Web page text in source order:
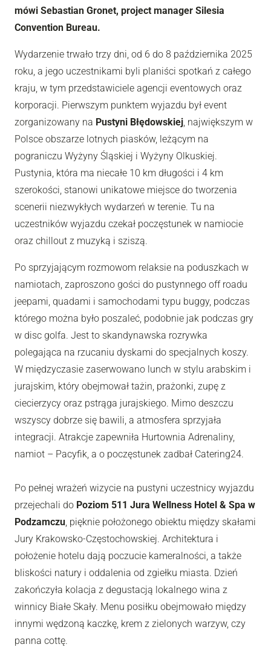
mówi Sebastian Gronet, project manager Silesia
Convention Bureau.
Wydarzenie trwało trzy dni, od 6 do 8 października 2025
roku, a jego uczestnikami byli planiści spotkań z całego
kraju, w tym przedstawiciele agencji eventowych oraz
korporacji. Pierwszym punktem wyjazdu był event
zorganizowany na Pustyni Błędowskiej, największym w
Polsce obszarze lotnych piasków, leżącym na
pograniczu Wyżyny Śląskiej i Wyżyny Olkuskiej.
Pustynia, która ma niecałe 10 km długości i 4 km
szerokości, stanowi unikatowe miejsce do tworzenia
scenerii niezwykłych wydarzeń w terenie. Tu na
uczestników wyjazdu czekał poczęstunek w namiocie
oraz chillout z muzyką i sziszą.
Po sprzyjającym rozmowom relaksie na poduszkach w
namiotach, zaproszono gości do pustynnego off roadu
jeepami, quadami i samochodami typu buggy, podczas
którego można było poszaleć, podobnie jak podczas gry
w disc golfa. Jest to skandynawska rozrywka
polegająca na rzucaniu dyskami do specjalnych koszy.
W międzyczasie zaserwowano lunch w stylu arabskim i
jurajskim, który obejmował tażin, prażonki, zupę z
ciecierzycy oraz pstrąga jurajskiego. Mimo deszczu
wszyscy dobrze się bawili, a atmosfera sprzyjała
integracji. Atrakcje zapewniła Hurtownia Adrenaliny,
namiot – Pacyfik, a o poczęstunek zadbał Catering24.
Po pełnej wrażeń wizycie na pustyni uczestnicy wyjazdu
przejechali do Poziom 511 Jura Wellness Hotel & Spa w
Podzamczu, pięknie położonego obiektu między skałami
Jury Krakowsko-Częstochowskiej. Architektura i
położenie hotelu dają poczucie kameralności, a także
bliskości natury i oddalenia od zgiełku miasta. Dzień
zakończyła kolacja z degustacją lokalnego wina z
winnicy Białe Skały. Menu posiłku obejmowało między
innymi wędzoną kaczkę, krem z zielonych warzyw, czy
panna cottę.